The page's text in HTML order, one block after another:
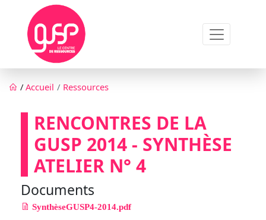
Aller au contenu principal
Fil d'Ariane
/Accueil Ressources
RENCONTRES DE LA
GUSP 2014 - SYNTHÈSE
ATELIER N° 4
Documents
SynthèseGUSP4-2014.pdf